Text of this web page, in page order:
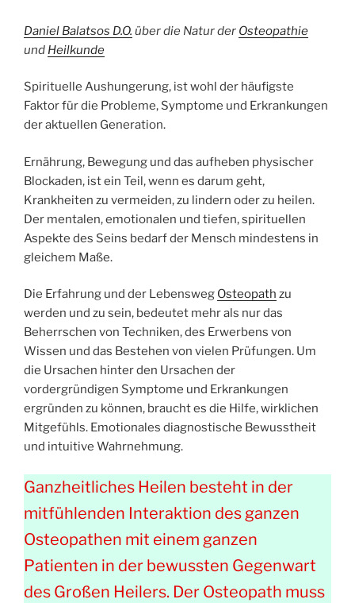
Daniel Balatsos D.O. über die Natur der Osteopathie
und Heilkunde
Spirituelle Aushungerung, ist wohl der häufigste
Faktor für die Probleme, Symptome und Erkrankungen
der aktuellen Generation.
Ernährung, Bewegung und das aufheben physischer
Blockaden, ist ein Teil, wenn es darum geht,
Krankheiten zu vermeiden, zu lindern oder zu heilen.
Der mentalen, emotionalen und tiefen, spirituellen
Aspekte des Seins bedarf der Mensch mindestens in
gleichem Maße.
Die Erfahrung und der Lebensweg Osteopath zu
werden und zu sein, bedeutet mehr als nur das
Beherrschen von Techniken, des Erwerbens von
Wissen und das Bestehen von vielen Prüfungen. Um
die Ursachen hinter den Ursachen der
vordergründigen Symptome und Erkrankungen
ergründen zu können, braucht es die Hilfe, wirklichen
Mitgefühls. Emotionales diagnostische Bewusstheit
und intuitive Wahrnehmung.
Ganzheitliches Heilen besteht in der
mitfühlenden Interaktion des ganzen
Osteopathen mit einem ganzen
Patienten in der bewussten Gegenwart
des Großen Heilers. Der Osteopath muss